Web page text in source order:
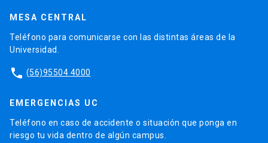
MESA CENTRAL
Teléfono para comunicarse con las distintas áreas de la
Universidad.
phone (56)95504 4000
EMERGENCIAS UC
Teléfono en caso de accidente o situación que ponga en
riesgo tu vida dentro de algún campus.